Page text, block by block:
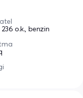
236 o.k., benzin